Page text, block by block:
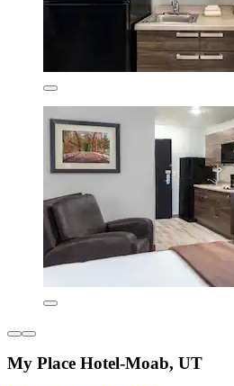
My Place Hotel-Moab, UT